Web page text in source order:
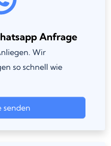
Anfrage
Wir
so schnell wie
senden